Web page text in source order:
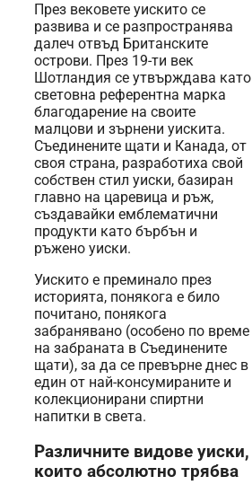
През вековете уискито се
развива и се разпространява
далеч отвъд Британските
острови. През 19-ти век
Шотландия се утвърждава като
световна референтна марка
благодарение на своите
малцови и зърнени уискита.
Съединените щати и Канада, от
своя страна, разработиха свой
собствен стил уиски, базиран
главно на царевица и ръж,
създавайки емблематични
продукти като бърбън и
ръжено уиски.
Уискито е преминало през
историята, понякога е било
почитано, понякога
забранявано (особено по време
на забраната в Съединените
щати), за да се превърне днес в
един от най-консумираните и
колекционирани спиртни
напитки в света.
Различните видове уиски,
които абсолютно трябва